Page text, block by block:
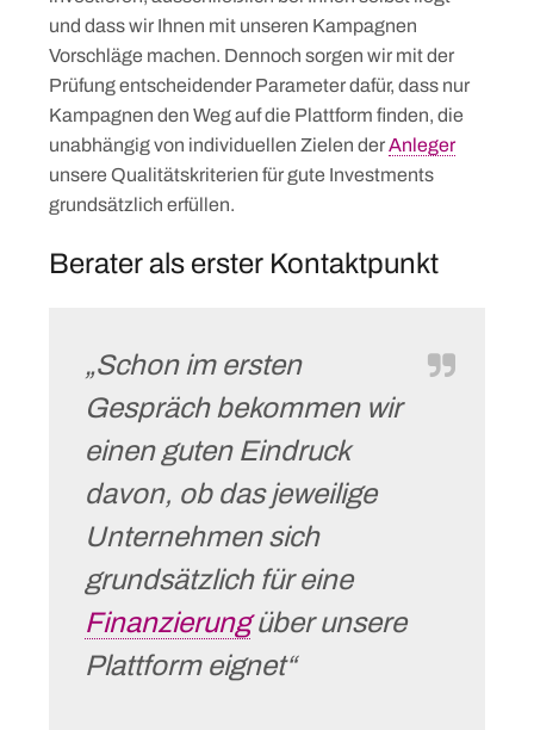
und dass wir Ihnen mit unseren Kampagnen
Vorschläge machen. Dennoch sorgen wir mit der
Prüfung entscheidender Parameter dafür, dass nur
Kampagnen den Weg auf die Plattform finden, die
unabhängig von individuellen Zielen derAnleger
unsere Qualitätskriterien für gute Investments
grundsätzlich erfüllen.
Berater als erster Kontaktpunkt
„Schon im ersten
Gespräch bekommen wir
einen guten Eindruck
davon, ob das jeweilige
Unternehmen sich
grundsätzlich für eine
Finanzierungüber unsere
Plattform eignet“